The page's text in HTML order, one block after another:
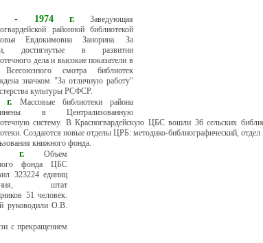
- 1974 г. Заведующая
районной библиотекой
Евдокимовна Занорина. За
достигнутые в развитии
дела и высокие показатели в
смотра библиотек
значком "За отличную работу"
культуры РСФСР.
г. Массовые библиотеки района
в Централизованную
систему. В Красногвардейскую ЦБС вошли 36 сельских
Создаются новые отделы ЦРБ: методико-библиографический, отдел
книжного фонда.
г. Объем
фонда ЦБС
323224 единиц
штат
51 человек.
руководили О.В.
с прекращением